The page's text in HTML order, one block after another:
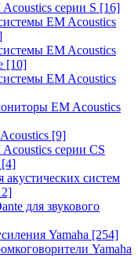
серии S [16]
EM Acoustics
EM Acoustics
[10]
EM Acoustics
EM Acoustics
[9]
серии CS
[4]
акустических систем
для звукового
Yamaha [254]
Yamaha